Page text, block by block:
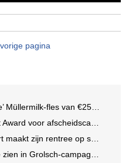
pagina
fles van €25.000,- gevonden
Peter Houtman bij Feyenoord
met een wereldwijde muurschilderingcampagne
campagne voor nieuwe Grolsch CAL